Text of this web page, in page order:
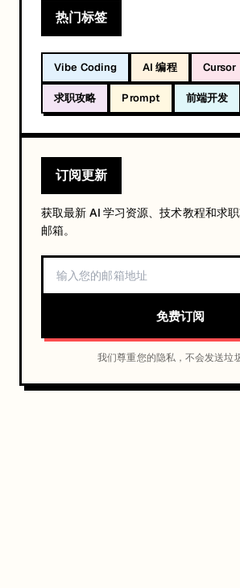
热门标签
Vibe Coding AI 编程 Cursor
求职攻略 Prompt 前端开发
订阅更新
获取最新 AI 学习资源、技术教程和求
邮箱。
免费订阅
我们尊重您的隐私，不会发送垃